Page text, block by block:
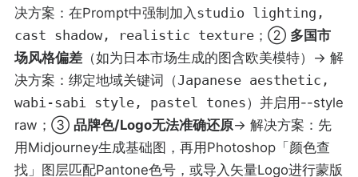
决方案：在Prompt中强制加入 studio lighting,
cast shadow, realistic texture；② 多国市
场风格偏差（如为日本市场生成的图含欧美模特）→ 解
决方案：绑定地域关键词（Japanese aesthetic,
wabi-sabi style, pastel tones）并启用--style
raw；③ 品牌色/Logo无法准确还原→ 解决方案：先
用Midjourney生成基础图，再用Photoshop「颜色查
找」图层匹配Pantone色号，或导入矢量Logo进行蒙版